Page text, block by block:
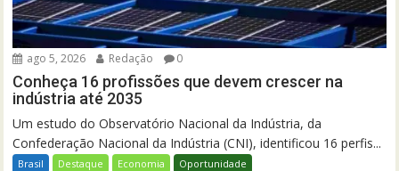
ago 5, 2026 Redação 0
Conheça 16 profissões que devem crescer na
indústria até 2035
Um estudo do Observatório Nacional da Indústria, da
Confederação Nacional da Indústria (CNI), identificou 16 perfis...
Brasil Destaque Economia Oportunidade